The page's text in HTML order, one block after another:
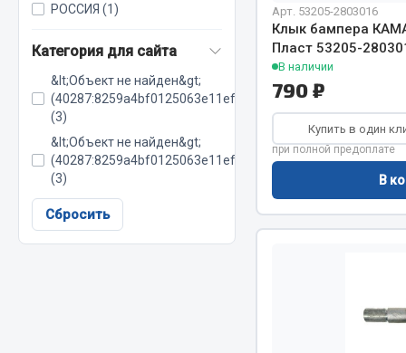
Весь раздел Весь раздел
МЕТИЗЫ
Болты
Гайки
Кольца стопорные
Пресс-масленки
Пробки
Адаптеры
Угольники
РОССИЯ (1)
Категория для сайта
&lt;Объект не найден&gt;
(40287:8259a4bf0125063e11efef60c285d8d5)
(3)
&lt;Объект не найден&gt;
(40287:8259a4bf0125063e11efef60c285d8fd)
(3)
Сбросить
Арт. 53205-2803016
Клык бампера
Пласт 53205-
В наличии
790 ₽
Купить в один
при полной предоплате
В